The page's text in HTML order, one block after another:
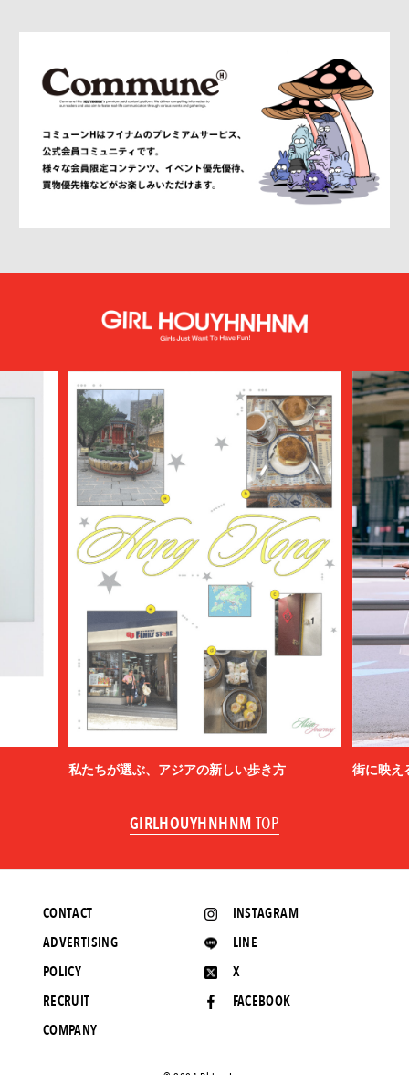
私たちが選ぶ、アジアの新しい歩き方 街に映え
GIRLHOUYHNHNM TOP
INSTAGRAM
LINE
X
FACEBOOK
CONTACT
ADVERTISING
POLICY
RECRUIT
COMPANY